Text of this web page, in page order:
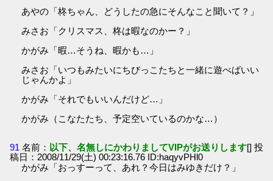
あやの「柊ちゃん、どうしたの急にそんなこと聞いて？」
みさお「クリスマス、柊は暇なのかー？」
かがみ「暇…そうね、暇かも…」
みさお「いつもみたいにちびっこたちと一緒に遊べばいい
じゃんかよ」
かがみ「それでもいいんだけど…」
かがみ（こなたたち、予定空いているのかな…）
91 名前： 以下、名無しにかわりましてVIPがお送りします[] 投
稿日：2008/11/29(土) 00:23:16.76 ID:haqyvPHl0
かがみ「おっすーって、あれ？今日はみゆきだけ？」